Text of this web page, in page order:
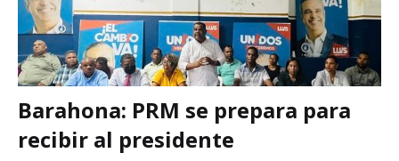
Barahona: PRM se prepara para
recibir al presidente